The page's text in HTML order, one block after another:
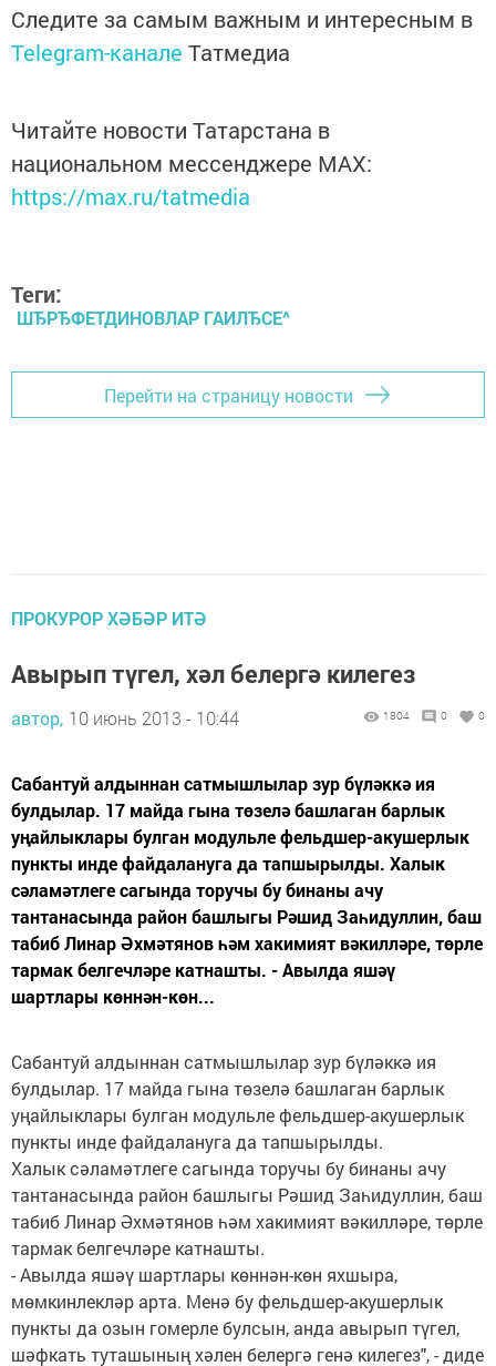
Следите за самым важным и интересным в
Telegram-канале Татмедиа
Читайте новости Татарстана в
национальном мессенджере MАХ:
https://max.ru/tatmedia
Теги:
ШЂРЂФЕТДИНОВЛАР ГАИЛЂСЕ^
Перейти на страницу новости
ПРОКУРОР ХӘБӘР ИТӘ
Авырып түгел, хәл белергә килегез
автор, 10 июнь 2013 - 10:44 1804 0 0
Сабантуй алдыннан сатмышлылар зур бүләккә ия
булдылар. 17 майда гына төзелә башлаган барлык
уңайлыклары булган модульле фельдшер-акушерлык
пункты инде файдалануга да тапшырылды. Халык
сәламәтлеге сагында торучы бу бинаны ачу
тантанасында район башлыгы Рәшид Заһидуллин, баш
табиб Линар Әхмәтянов һәм хакимият вәкилләре, төрле
тармак белгечләре катнашты. - Авылда яшәү
шартлары көннән-көн...
Сабантуй алдыннан сатмышлылар зур бүләккә ия
булдылар. 17 майда гына төзелә башлаган барлык
уңайлыклары булган модульле фельдшер-акушерлык
пункты инде файдалануга да тапшырылды.
Халык сәламәтлеге сагында торучы бу бинаны ачу
тантанасында район башлыгы Рәшид Заһидуллин, баш
табиб Линар Әхмәтянов һәм хакимият вәкилләре, төрле
тармак белгечләре катнашты.
- Авылда яшәү шартлары көннән-көн яхшыра,
мөмкинлекләр арта. Менә бу фельдшер-акушерлык
пункты да озын гомерле булсын, анда авырып түгел,
шәфкать туташының хәлен белергә генә килегез", - диде